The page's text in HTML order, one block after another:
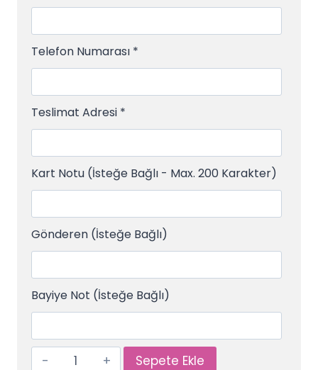
Telefon Numarası *
Teslimat Adresi *
Kart Notu (İsteğe Bağlı - Max. 200 Karakter)
Gönderen (İsteğe Bağlı)
Bayiye Not (İsteğe Bağlı)
Sepete Ekle